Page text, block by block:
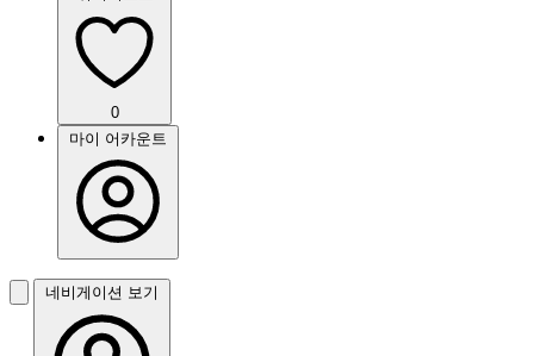
0
마이 어카운트
네비게이션 보기